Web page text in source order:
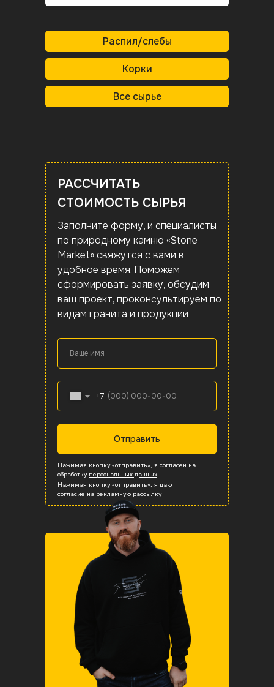
Все сырье
Корки
Распил/слебы
ОПТОВЫЕ ЦЕНЫ НА
СЫРЬЕ ИЗ ВИНГИ
Блоки, распил, полосы и другое сырье
из Винги в Карелии. Доставка по всей
России и Республике Беларусь!
Распил/слебы
Полосы
Все сырье
ОПТОВЫЕ ЦЕНЫ НА
СЫРЬЕ ИЗ ВИНГИ
Блоки, распил, полосы и другое сырье из
Винги в Карелии. Доставка по всей
России и Республике Беларусь!
Полосы
Корки
Все сырье
ОПТОВЫЕ ЦЕНЫ НА
СЫРЬЕ ИЗ ВИНГИ
Блоки, распил, полосы и другое сырье из
Винги в Карелии. Доставка по всей
России и Республике Беларусь!
Блоки
Распил/слебы
Все сырье
РАССЧИТАТЬ
СТОИМОСТЬ СЫРЬЯ
Ваше имя
+7
Отправить
Заполните форму, и специалисты
по природному камню «Stone
Market» свяжутся с вами в
удобное время. Поможем
сформировать заявку, обсудим
ваш проект, проконсультируем по
видам гранита и продукции
Нажимая кнопку «отправить», я согласен на
обработку персональных данных
Нажимая кнопку «отправить», я даю
согласие на рекламную рассылку